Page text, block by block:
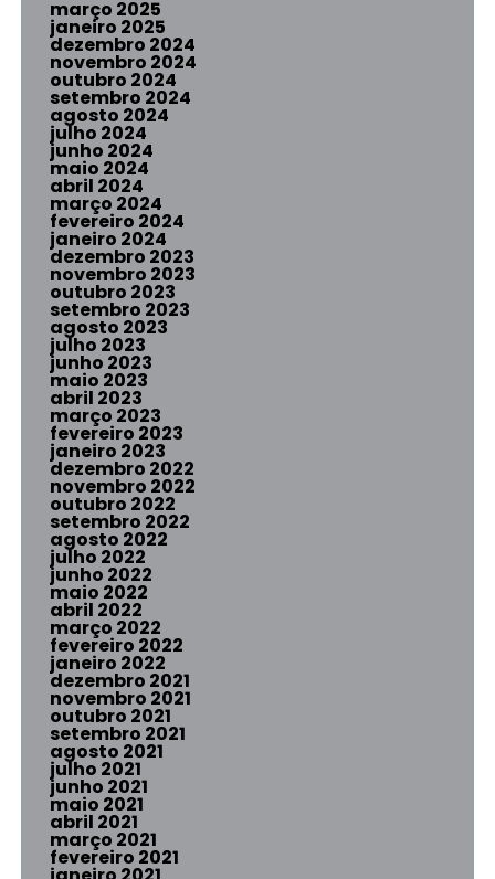
março 2025
janeiro 2025
dezembro 2024
novembro 2024
outubro 2024
setembro 2024
agosto 2024
julho 2024
junho 2024
maio 2024
abril 2024
março 2024
fevereiro 2024
janeiro 2024
dezembro 2023
novembro 2023
outubro 2023
setembro 2023
agosto 2023
julho 2023
junho 2023
maio 2023
abril 2023
março 2023
fevereiro 2023
janeiro 2023
dezembro 2022
novembro 2022
outubro 2022
setembro 2022
agosto 2022
julho 2022
junho 2022
maio 2022
abril 2022
março 2022
fevereiro 2022
janeiro 2022
dezembro 2021
novembro 2021
outubro 2021
setembro 2021
agosto 2021
julho 2021
junho 2021
maio 2021
abril 2021
março 2021
fevereiro 2021